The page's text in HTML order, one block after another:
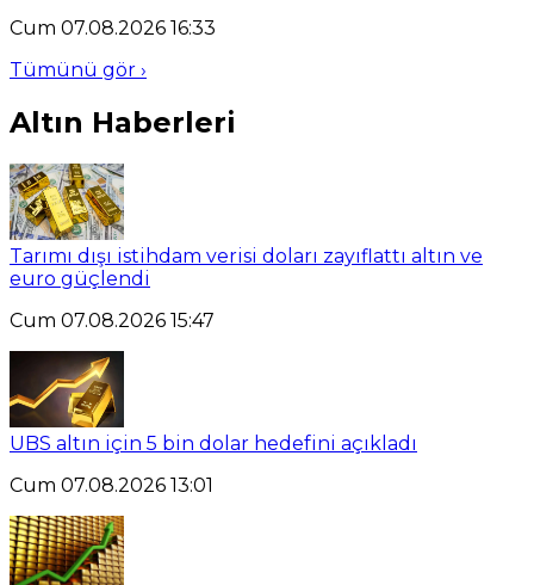
Cum 07.08.2026 16:33
Tümünü gör ›
Altın Haberleri
Tarımı dışı istihdam verisi doları zayıflattı altın ve
euro güçlendi
Cum 07.08.2026 15:47
UBS altın için 5 bin dolar hedefini açıkladı
Cum 07.08.2026 13:01